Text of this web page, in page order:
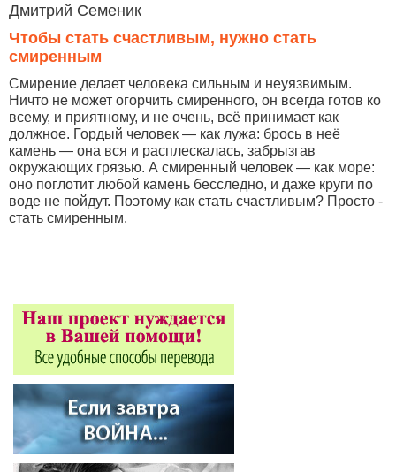
Дмитрий Семеник
Чтобы стать счастливым, нужно стать
смиренным
Смирение делает человека сильным и неуязвимым.
Ничто не может огорчить смиренного, он всегда готов ко
всему, и приятному, и не очень, всё принимает как
должное. Гордый человек — как лужа: брось в неё
камень — она вся и расплескалась, забрызгав
окружающих грязью. А смиренный человек — как море:
оно поглотит любой камень бесследно, и даже круги по
воде не пойдут. Поэтому как стать счастливым? Просто -
стать смиренным.